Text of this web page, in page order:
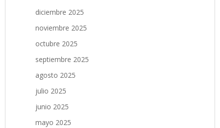
diciembre 2025
noviembre 2025
octubre 2025
septiembre 2025
agosto 2025
julio 2025
junio 2025
mayo 2025